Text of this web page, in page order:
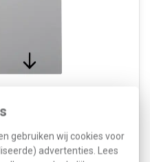
gebruiken wij cookies voor
advertenties. Lees
Excl. binnenwerk en
8,92